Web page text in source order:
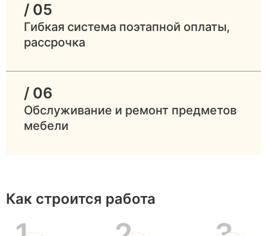
/ 05
Гибкая система поэтапной оплаты,
рассрочка
/ 06
Обслуживание и ремонт предметов
мебели
Как строится работа